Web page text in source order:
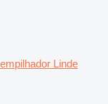
Linde